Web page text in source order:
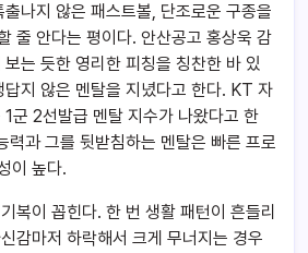
나지 않은 패스트볼, 단조로운 구종을
줄 안다는 평이다. 안산공고 홍상욱 감
는 듯한 영리한 피칭을 칭찬한 바 있
답지 않은 멘탈을 지녔다고 한다. KT 자
군 2선발급 멘탈 지수가 나왔다고 한
력과 그를 뒷받침하는 멘탈은 빠른 프로
이 높다.
복이 꼽힌다. 한 번 생활 패턴이 흔들리
감마저 하락해서 크게 무너지는 경우